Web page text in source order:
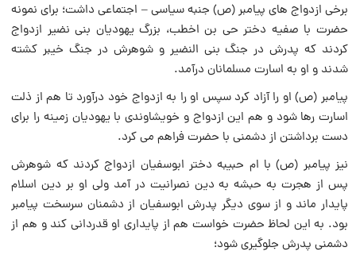
برخی ازدواج های پیامبر (ص) جنبه سیاسی – اجتماعی داشت؛ برای نمونه
حضرت با صفیه دختر حی بن اخطب، بزرگ یهودیان بنی نضیر ازدواج
کردند که پدرش در جنگ بنی النضیر و شوهرش در جنگ خیبر کشته
شدند و او به اسارت مسلمانان درآمد.
پیامبر (ص) او را آزاد کرد سپس او را به ازدواج خود درآورد تا هم از ذلت
اسارت رها شود و هم این ازدواج و خویشاوندی با یهودیان زمینه را برای
دست برداشتن از دشمنی با حضرت فراهم می کرد.
نیز پیامبر (ص) با ام حبيبه دختر ابوسفیان ازدواج کردند که شوهرش
پس از هجرت به حبشه به دین نصرانیت در آمد ولی او بر دین اسلام
پایدار ماند و از سوی دیگر پدرش ابوسفیان از دشمنان سرسخت پیامبر
بود. به این لحاظ حضرت خواست هم از پایداری او قدردانی کند و هم از
دشمنی پدرش جلوگیری شود؛